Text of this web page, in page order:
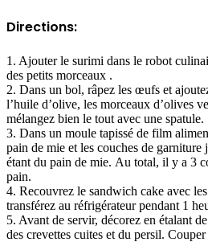
Directions:
1. Ajouter le surimi dans le robot
des petits morceaux .
2. Dans un bol, râpez les œufs et
l’huile d’olive, les morceaux d’olives
mélangez bien le tout avec une spatule.
3. Dans un moule tapissé de film
pain de mie et les couches de garniture
étant du pain de mie. Au total, il y a 3
pain.
4. Recouvrez le sandwich cake avec
transférez au réfrigérateur pendant 1
5. Avant de servir, décorez en étalant
des crevettes cuites et du persil. Couper